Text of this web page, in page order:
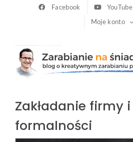
Facebook YouTube
Moje konto
Zakładanie firmy i
formalności